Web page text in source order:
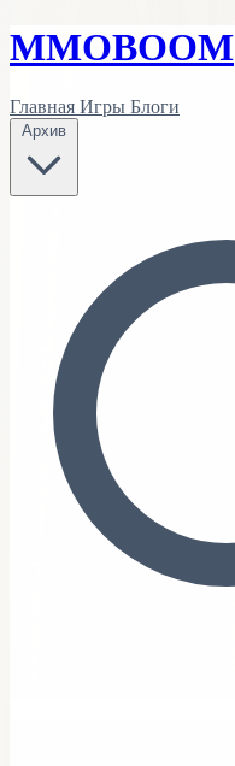
MMOBOOM
Главная Игры Блоги
Архив